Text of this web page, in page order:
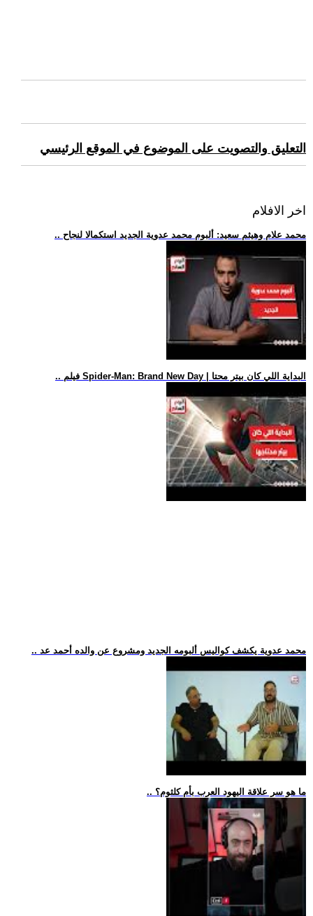
التعليق والتصويت على الموضوع في الموقع الرئيسي
اخر الافلام
.. محمد علام وهيثم سعيد: ألبوم محمد عدوية الجديد استكمالا لنجاح
.. فيلم Spider-Man: Brand New Day | البداية اللي كان بيتر محتا
.. محمد عدوية يكشف كواليس ألبومه الجديد ومشروع عن والده أحمد عد
.. ما هو سر علاقة اليهود العرب بأم كلثوم؟